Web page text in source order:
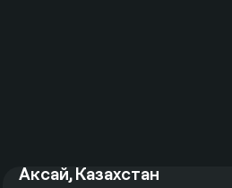
Аксай, Казахстан